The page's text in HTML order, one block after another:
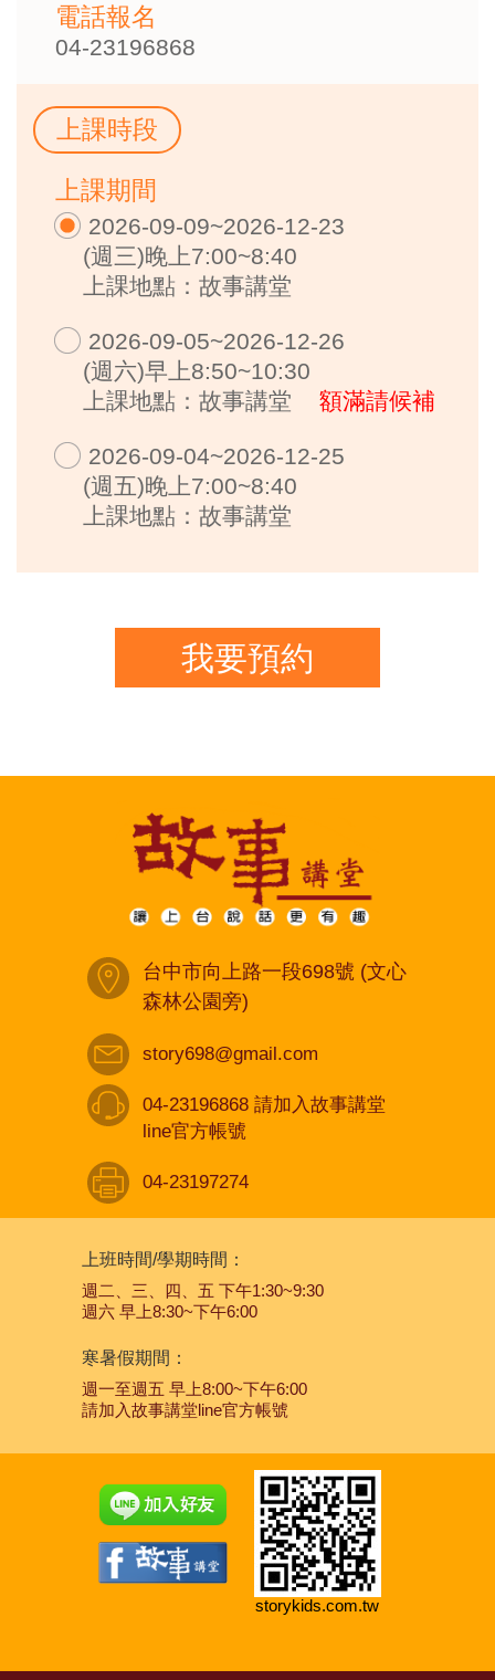
電話報名
04-23196868
上課時段
上課期間
2026-09-09~2026-12-23
(週三)晚上7:00~8:40
上課地點：故事講堂
2026-09-05~2026-12-26
(週六)早上8:50~10:30
上課地點：故事講堂
額滿請候補
2026-09-04~2026-12-25
(週五)晚上7:00~8:40
上課地點：故事講堂
我要預約
台中市向上路一段698號 (文心
森林公園旁)
story698@gmail.com
04-23196868 請加入故事講堂
line官方帳號
04-23197274
上班時間/學期時間：
週二、三、四、五 下午1:30~9:30
週六 早上8:30~下午6:00
寒暑假期間：
週一至週五 早上8:00~下午6:00
請加入故事講堂line官方帳號
storykids.com.tw